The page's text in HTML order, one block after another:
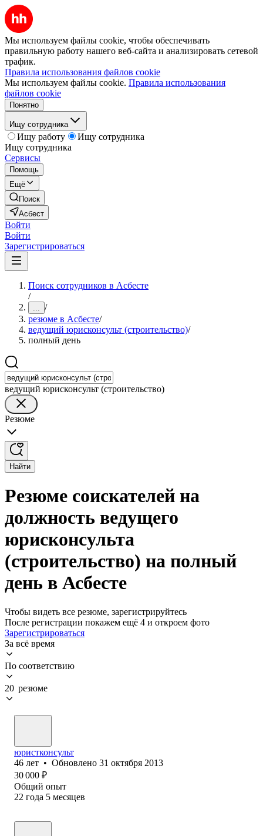
Мы используем файлы cookie, чтобы обеспечивать
правильную работу нашего веб-сайта и анализировать сетевой
трафик.
Правила использования файлов cookie
Мы используем файлы cookie. Правила использования
файлов cookie
Понятно
Ищу сотрудника
Ищу работу
Ищу сотрудника
Ищу сотрудника
Сервисы
Помощь
Ещё
Поиск
Асбест
Войти
Войти
Зарегистрироваться
Поиск сотрудников в Асбесте
/
... /
резюме в Асбесте/
ведущий юрисконсульт (строительство)/
полный день
ведущий юрисконсульт (строительство)
Резюме
Найти
Резюме соискателей на
должность ведущего
юрисконсульта
(строительство) на полный
день в Асбесте
Чтобы видеть все резюме, зарегистрируйтесь
После регистрации покажем ещё 4 и откроем фото
Зарегистрироваться
За всё время
По соответствию
20 резюме
юристконсульт
46 лет • Обновлено 31 октября 2013
30 000 ₽
Общий опыт
22 года 5 месяцев